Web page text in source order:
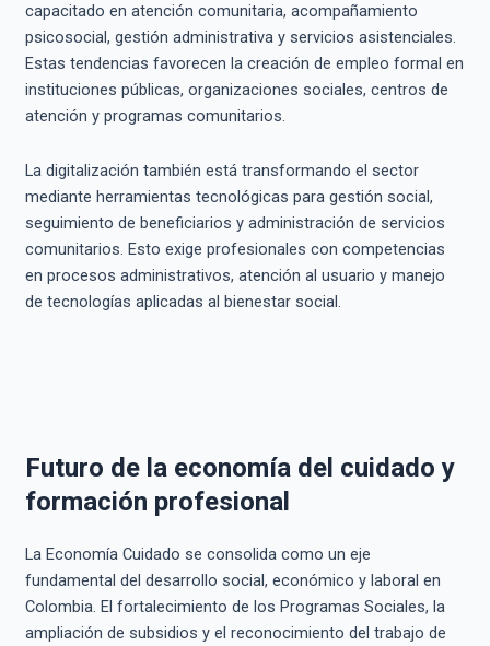
capacitado en atención comunitaria, acompañamiento
psicosocial, gestión administrativa y servicios asistenciales.
Estas tendencias favorecen la creación de empleo formal en
instituciones públicas, organizaciones sociales, centros de
atención y programas comunitarios.
La digitalización también está transformando el sector
mediante herramientas tecnológicas para gestión social,
seguimiento de beneficiarios y administración de servicios
comunitarios. Esto exige profesionales con competencias
en procesos administrativos, atención al usuario y manejo
de tecnologías aplicadas al bienestar social.
Futuro de la economía del cuidado y
formación profesional
La Economía Cuidado se consolida como un eje
fundamental del desarrollo social, económico y laboral en
Colombia. El fortalecimiento de los Programas Sociales, la
ampliación de subsidios y el reconocimiento del trabajo de